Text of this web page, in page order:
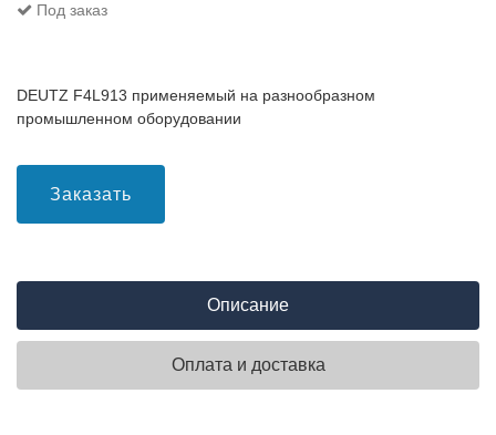
Под заказ
DEUTZ F4L913 применяемый на разнообразном
промышленном оборудовании
Заказать
Описание
Оплата и доставка